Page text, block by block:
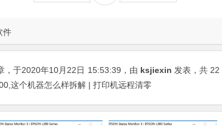
件
，于2020年10月22日 15:53:39 ，由 ksjiexin 发表，共 22
这个机器怎么样拆解 | 打印机远程清零